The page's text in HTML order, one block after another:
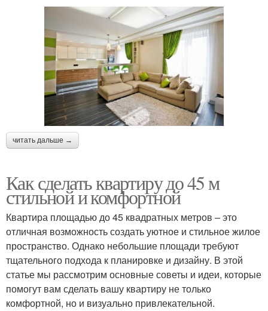
читать дальше →
Как сделать квартиру до 45 м
стильной и комфортной
Квартира площадью до 45 квадратных метров – это
отличная возможность создать уютное и стильное жилое
пространство. Однако небольшие площади требуют
тщательного подхода к планировке и дизайну. В этой
статье мы рассмотрим основные советы и идеи, которые
помогут вам сделать вашу квартиру не только
комфортной, но и визуально привлекательной.